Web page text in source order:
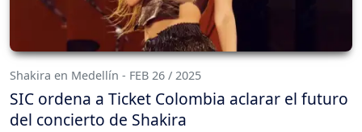
Shakira en Medellín - FEB 26 / 2025
SIC ordena a Ticket Colombia aclarar el futuro
del concierto de Shakira